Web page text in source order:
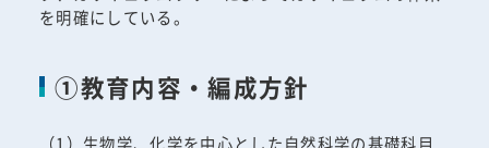
を明確にしている。
①教育内容・編成方針
（1）生物学、化学を中心とした自然科学の基礎科目